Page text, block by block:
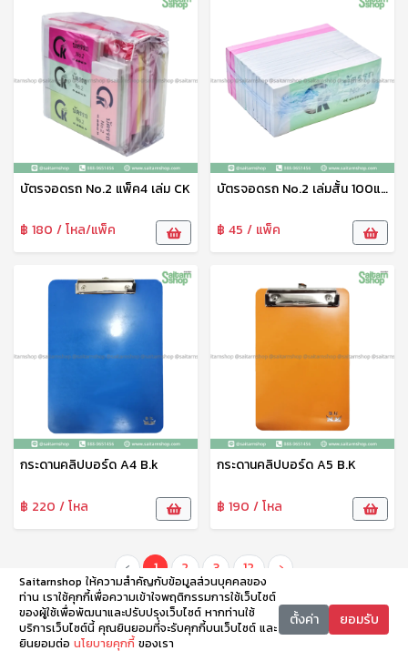
บัตรจอดรถ No.2 แพ็ค4 เล่ม CK
฿ 180 / โหล/แพ็ค
บัตรจอดรถ No.2 เล่มสั้น 100แผ่น CK
฿ 45 / แพ็ค
กระดานคลิปบอร์ด A4 B.k
฿ 220 / โหล
กระดานคลิปบอร์ด A5 B.K
฿ 190 / โหล
‹ 1 2 3 12 ›
Saitarnshop ให้ความสำคัญกับข้อมูลส่วนบุคคลของ
ท่าน เราใช้คุกกี้เพื่อความเข้าใจพฤติกรรมการใช้เว็บไซต์
ของผู้ใช้เพื่อพัฒนาและปรับปรุงเว็บไซต์ หากท่านใช้
บริการเว็บไซต์นี้ คุณยินยอมที่จะรับคุกกี้บนเว็บไซต์ และ
ยินยอมต่อ นโยบายคุกกี้ ของเรา
ตั้งค่า ยอมรับ